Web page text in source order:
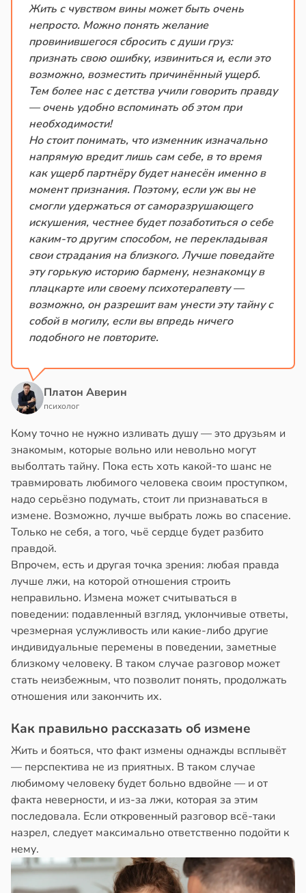
Жить с чувством вины может быть очень
непросто. Можно понять желание
провинившегося сбросить с души груз:
признать свою ошибку, извиниться и, если это
возможно, возместить причинённый ущерб.
Тем более нас с детства учили говорить правду
— очень удобно вспоминать об этом при
необходимости!
Но стоит понимать, что изменник изначально
напрямую вредит лишь сам себе, в то время
как ущерб партнёру будет нанесён именно в
момент признания. Поэтому, если уж вы не
смогли удержаться от саморазрушающего
искушения, честнее будет позаботиться о себе
каким-то другим способом, не перекладывая
свои страдания на близкого. Лучше поведайте
эту горькую историю бармену, незнакомцу в
плацкарте или своему психотерапевту —
возможно, он разрешит вам унести эту тайну с
собой в могилу, если вы впредь ничего
подобного не повторите.
Платон Аверин
психолог
Кому точно не нужно изливать душу — это друзьям и
знакомым, которые вольно или невольно могут
выболтать тайну. Пока есть хоть какой-то шанс не
травмировать любимого человека своим проступком,
надо серьёзно подумать, стоит ли признаваться в
измене. Возможно, лучше выбрать ложь во спасение.
Только не себя, а того, чьё сердце будет разбито
правдой.
Впрочем, есть и другая точка зрения: любая правда
лучше лжи, на которой отношения строить
неправильно. Измена может считываться в
поведении: подавленный взгляд, уклончивые ответы,
чрезмерная услужливость или какие-либо другие
индивидуальные перемены в поведении, заметные
близкому человеку. В таком случае разговор может
стать неизбежным, что позволит понять, продолжать
отношения или закончить их.
Как правильно рассказать об измене
Жить и бояться, что факт измены однажды всплывёт
— перспектива не из приятных. В таком случае
любимому человеку будет больно вдвойне — и от
факта неверности, и из-за лжи, которая за этим
последовала. Если откровенный разговор всё-таки
назрел, следует максимально ответственно подойти к
нему.